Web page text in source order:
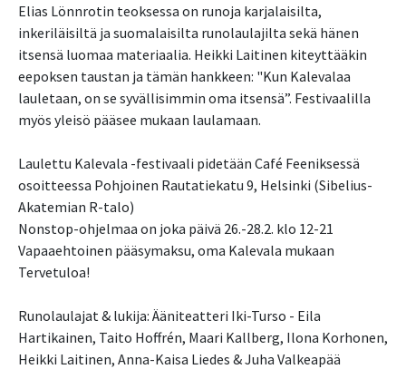
Elias Lönnrotin teoksessa on runoja karjalaisilta,
inkeriläisiltä ja suomalaisilta runolaulajilta sekä hänen
itsensä luomaa materiaalia. Heikki Laitinen kiteyttääkin
eepoksen taustan ja tämän hankkeen: "Kun Kalevalaa
lauletaan, on se syvällisimmin oma itsensä”. Festivaalilla
myös yleisö pääsee mukaan laulamaan.
Laulettu Kalevala -festivaali pidetään Café Feeniksessä
osoitteessa Pohjoinen Rautatiekatu 9, Helsinki (Sibelius-
Akatemian R-talo)
Nonstop-ohjelmaa on joka päivä 26.-28.2. klo 12-21
Vapaaehtoinen pääsymaksu, oma Kalevala mukaan
Tervetuloa!
Runolaulajat & lukija: Ääniteatteri Iki-Turso - Eila
Hartikainen, Taito Hoffrén, Maari Kallberg, Ilona Korhonen,
Heikki Laitinen, Anna-Kaisa Liedes & Juha Valkeapää